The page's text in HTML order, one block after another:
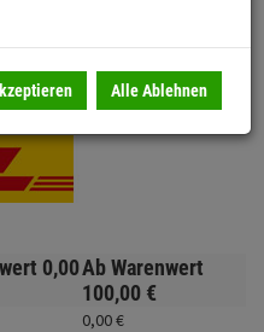
Montageständer
Beleuchtung
Fahrwerk
Zubehör
0,00Ab Warenwert
100,00 €
0,00€
Alle Ablehnen